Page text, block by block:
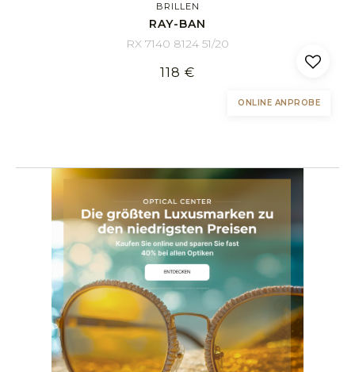
BRILLEN
RAY-BAN
RX 7140 8124 51/20
118 €
ONLINE ANPROBE